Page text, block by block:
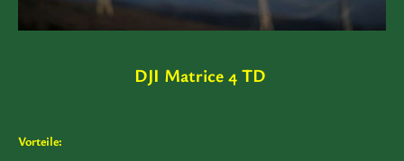
DJI Matrice 4 TD
Vorteile: